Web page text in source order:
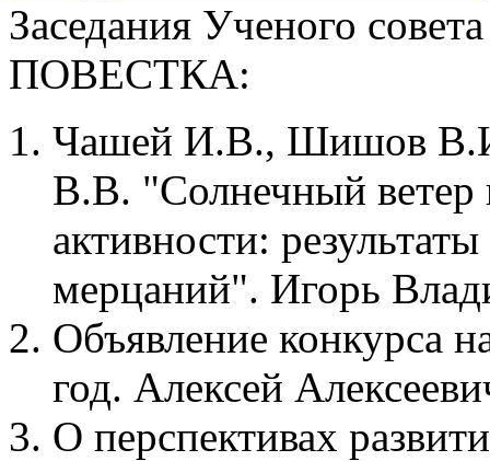
Заседания Ученого
ПОВЕСТКА:
Чашей И.В., Шишов
В.В. "Солнечный ветер
активности:
мерцаний". Игорь
Объявление конкурса
год. Алексей
О перспективах